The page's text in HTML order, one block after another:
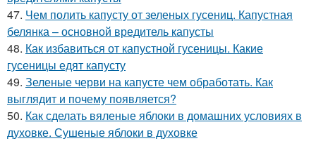
47. Чем полить капусту от зеленых гусениц. Капустная
белянка – основной вредитель капусты
48. Как избавиться от капустной гусеницы. Какие
гусеницы едят капусту
49. Зеленые черви на капусте чем обработать. Как
выглядит и почему появляется?
50. Как сделать вяленые яблоки в домашних условиях в
духовке. Сушеные яблоки в духовке